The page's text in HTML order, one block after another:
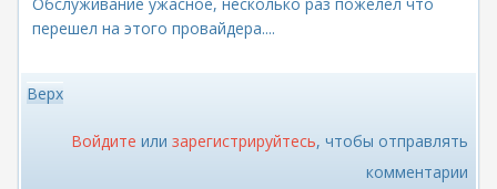
перешел на этого провайдера....
Верх
Войдите или зарегистрируйтесь, чтобы отправлять
комментарии